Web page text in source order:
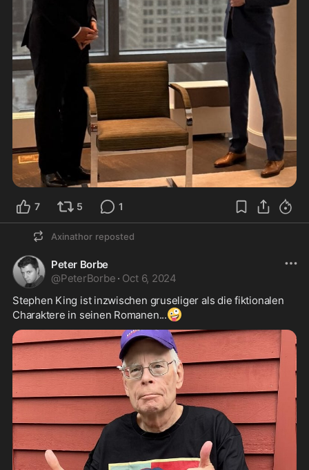
7 5 1
Axinathor reposted
Peter Borbe
@PeterBorbe · Oct 6, 2024
Stephen King ist inzwischen gruseliger als die fiktionalen
Charaktere in seinen Romanen...🤪